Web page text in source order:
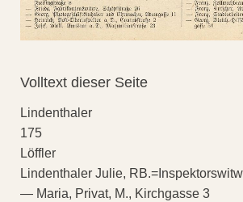
Volltext dieser Seite
Lindenthaler
175
Löffler
Lindenthaler Julie,
— Maria, Privat, M., Kirchgasse 3